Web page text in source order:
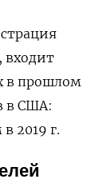
входит
в прошлом
в США:
2019 г.